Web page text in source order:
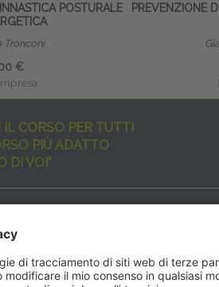
POSTURALE
Tronconi
€
PREVENZIONE
IL CORSO PER TUTTI
PIÙ ADATTO
DI VOI"
a diverse esigenze formative
professionale.
aiutarvi nella scelta dell’evento